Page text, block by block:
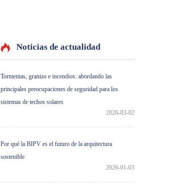
Noticias de actualidad
Tormentas, granizo e incendios: abordando las
principales preocupaciones de seguridad para los
sistemas de techos solares
2026-03-02
Por qué la BIPV es el futuro de la arquitectura
sostenible
2026-01-03